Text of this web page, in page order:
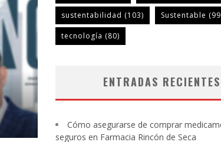
sustentabilidad (103) Sustentable
tecnología (80)
ENTRADAS RECIENTES
Cómo asegurarse de comprar
seguros en Farmacia Rincón de Seca